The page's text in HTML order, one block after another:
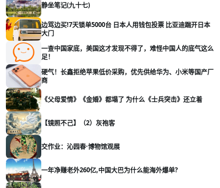
静坐笔记(九十七)
边骂边买!7天锁单5000台 日本人用钱包投票 比亚迪踹开日本
大门
一查中国家底，美国这才发现不得了，难怪中国人的底气这么
足！
硬气！长鑫拒绝苹果低价采购，优先供给华为、小米等国产厂
商
《父母爱情》《金婚》都塌了 为什么《士兵突击》还立着
【镜照不己】（2）灰袍客
交作业：沁园春·博物馆观展
一年净赚老外260亿,中国大巴为什么能海外爆单?